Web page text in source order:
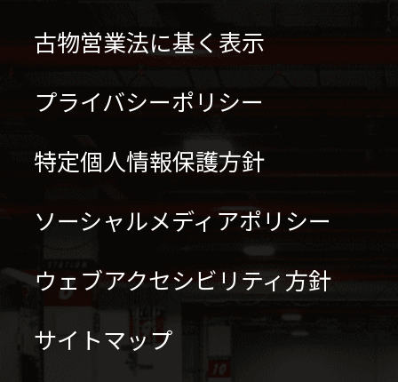
古物営業法に基く表示
プライバシーポリシー
特定個人情報保護方針
ソーシャルメディアポリシー
ウェブアクセシビリティ方針
サイトマップ